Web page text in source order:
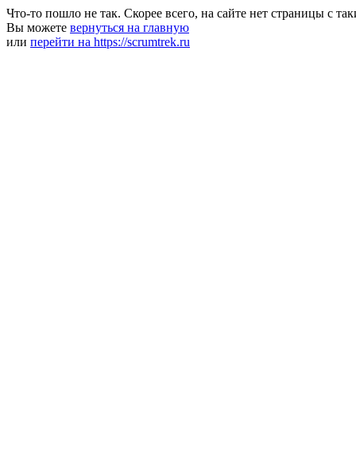
Что-то пошло не так. Скорее всего, на сайте нет страницы с
Вы можете вернуться на главную
или перейти на https://scrumtrek.ru